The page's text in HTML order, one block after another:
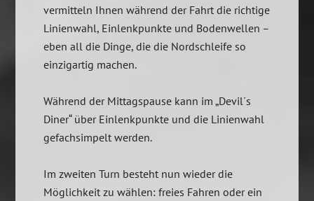
vermitteln Ihnen während der Fahrt die richtige
Linienwahl, Einlenkpunkte und Bodenwellen –
eben all die Dinge, die die Nordschleife so
einzigartig machen.
Während der Mittagspause kann im „Devil´s
Diner“ über Einlenkpunkte und die Linienwahl
gefachsimpelt werden.
Im zweiten Turn besteht nun wieder die
Möglichkeit zu wählen: freies Fahren oder ein